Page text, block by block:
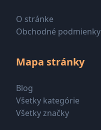
O stránke
Obchodné podmienky
Mapa stránky
Blog
Všetky kategórie
Všetky značky